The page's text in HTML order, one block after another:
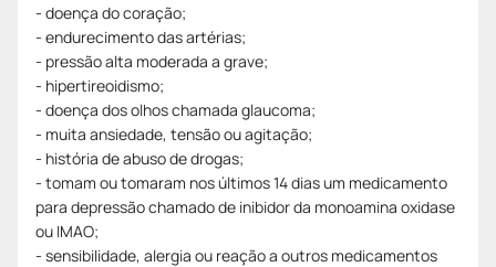
- doença do coração;
- endurecimento das artérias;
- pressão alta moderada a grave;
- hipertireoidismo;
- doença dos olhos chamada glaucoma;
- muita ansiedade, tensão ou agitação;
- história de abuso de drogas;
- tomam ou tomaram nos últimos 14 dias um medicamento
para depressão chamado de inibidor da monoamina oxidase
ou IMAO;
- sensibilidade, alergia ou reação a outros medicamentos